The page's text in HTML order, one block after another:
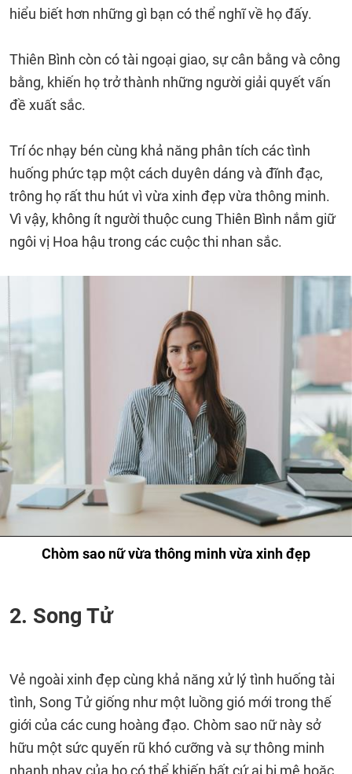
hiểu biết hơn những gì bạn có thể nghĩ về họ đấy.
Thiên Bình còn có tài ngoại giao, sự cân bằng và công
bằng, khiến họ trở thành những người giải quyết vấn
đề xuất sắc.
Trí óc nhạy bén cùng khả năng phân tích các tình
huống phức tạp một cách duyên dáng và đĩnh đạc,
trông họ rất thu hút vì vừa xinh đẹp vừa thông minh.
Vì vậy, không ít người thuộc cung Thiên Bình nắm giữ
ngôi vị Hoa hậu trong các cuộc thi nhan sắc.
Chòm sao nữ vừa thông minh vừa xinh đẹp
2. Song Tử
Vẻ ngoài xinh đẹp cùng khả năng xử lý tình huống tài
tình, Song Tử giống như một luồng gió mới trong thế
giới của các cung hoàng đạo. Chòm sao nữ này sở
hữu một sức quyến rũ khó cưỡng và sự thông minh
nhanh nhạy của họ có thể khiến bất cứ ai bị mê hoặc.